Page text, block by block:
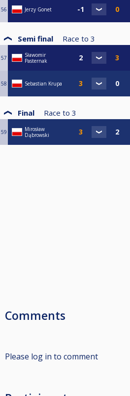
56 Jerzy Gonet
Semi final Race to 3
57
Sławomir
Pasternak
58 Sebastian Krupa
Final Race to 3
59
Mirosław
Dąbrowski
Comments
Please log in to comment